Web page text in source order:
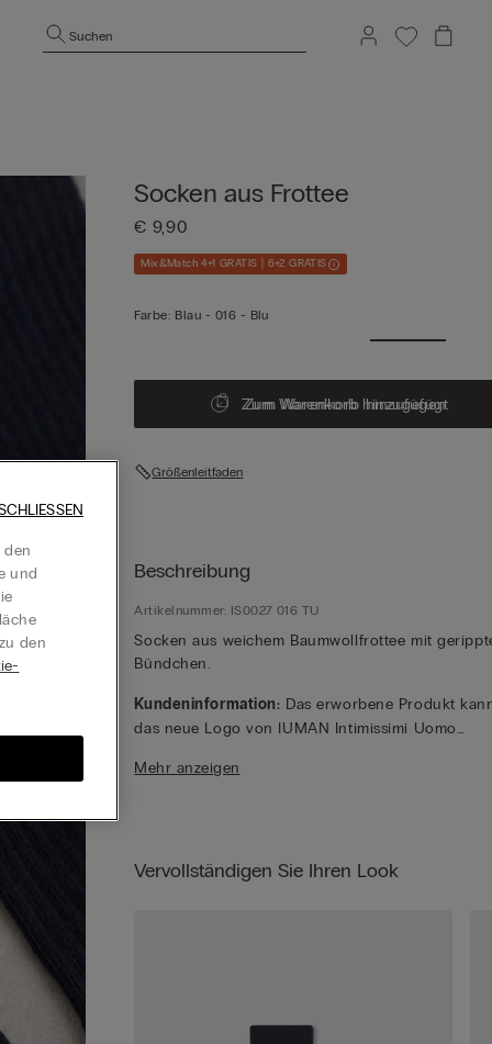
Suchen
Socken aus Frottee
€ 9,90
Mix&Match 4+1 GRATIS | 6+2 GRATIS
Farbe: Blau - 016 - Blu
Zum Warenkorb hinzufügen
Zum Warenkorb hinzugefügt
Größenleitfaden
Beschreibung
Artikelnummer: IS0027 016 TU
Socken aus weichem Baumwollfrottee mit
Bündchen.
Kundeninformation: Das erworbene Produkt
das neue Logo von IUMAN Intimissimi Uomo
Passform und dieselbe Verarbeitung wie das auf
Mehr anzeigen
Vervollständigen Sie Ihren Look
und
den